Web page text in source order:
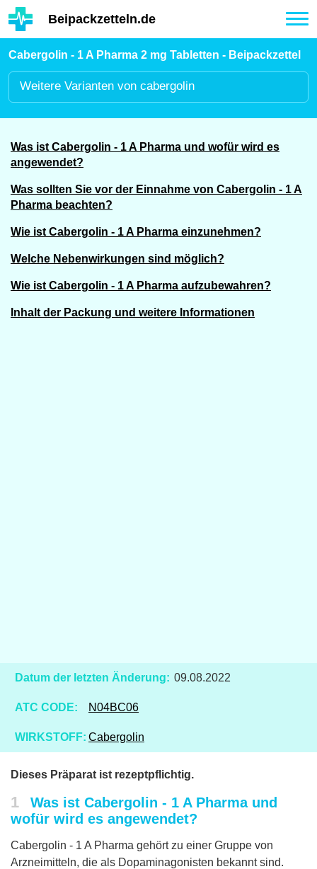
Hauptinhalt
Beipackzetteln.de
Cabergolin - 1 A Pharma 2 mg Tabletten - Beipackzettel
Weitere Varianten von cabergolin
Was ist Cabergolin - 1 A Pharma und wofür wird es
angewendet?
Was sollten Sie vor der Einnahme von Cabergolin - 1 A
Pharma beachten?
Wie ist Cabergolin - 1 A Pharma einzunehmen?
Welche Nebenwirkungen sind möglich?
Wie ist Cabergolin - 1 A Pharma aufzubewahren?
Inhalt der Packung und weitere Informationen
Datum der letzten Änderung: 09.08.2022
ATC CODE: N04BC06
WIRKSTOFF: Cabergolin
Dieses Präparat ist rezeptpflichtig.
1
Was ist Cabergolin - 1 A Pharma und
wofür wird es angewendet?
Cabergolin - 1 A Pharma gehört zu einer Gruppe von
Arzneimitteln, die als Dopaminagonisten bekannt sind.